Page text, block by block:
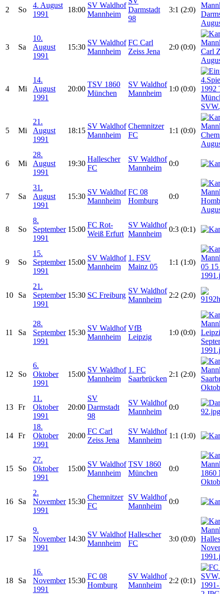
2 So
4. August
1991
18:00
SV Waldhof
Mannheim
Darmstadt
98
3:1 (2:0)
3 Sa
10.
August
1991
15:30
SV Waldhof
Mannheim
FC Carl
Zeiss Jena
2:0 (0:0)
4 Mi
14.
August
1991
20:00
TSV 1860
München
SV Waldhof
Mannheim
1:0 (0:0)
5 Mi
21.
August
1991
18:15
SV Waldhof
Mannheim
Chemnitzer
FC
1:1 (0:0)
6 Mi
28.
August
1991
19:30
Hallescher
FC
SV Waldhof
Mannheim
0:0
7 Sa
31.
August
1991
15:30
SV Waldhof
Mannheim
FC 08
Homburg
0:0
8 So
8.
September
1991
15:00
FC Rot-
Weiß Erfurt
SV Waldhof
Mannheim
0:3 (0:1)
9 So
15.
September
1991
15:00
SV Waldhof
Mannheim
1. FSV
Mainz 05
1:1 (1:0)
10 Sa
21.
September
1991
15:30 SC Freiburg
SV Waldhof
Mannheim
2:2 (2:0)
11 Sa
28.
September
1991
15:30
SV Waldhof
Mannheim
VfB
Leipzig
1:0 (0:0)
12 So
6.
Oktober
1991
15:00
SV Waldhof
Mannheim
1. FC
Saarbrücken
2:1 (2:0)
13 Fr
11.
Oktober
1991
20:00
SV
Darmstadt
98
SV Waldhof
Mannheim
0:0
14 Fr
18.
Oktober
1991
20:00
FC Carl
Zeiss Jena
SV Waldhof
Mannheim
1:1 (1:0)
15 So
27.
Oktober
1991
15:00
SV Waldhof
Mannheim
TSV 1860
München
0:0
16 Sa
2.
November
1991
15:30
Chemnitzer
FC
SV Waldhof
Mannheim
0:0
17 Sa
9.
November
1991
14:30
SV Waldhof
Mannheim
Hallescher
FC
3:0 (0:0)
18 Sa
16.
November
1991
15:30
FC 08
Homburg
SV Waldhof
Mannheim
2:2 (0:1)